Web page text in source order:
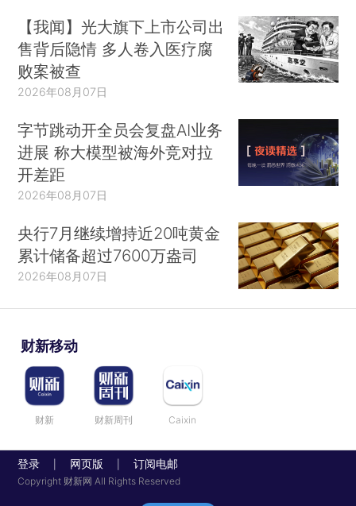
【我闻】光大旗下上市公司出
售背后隐情 多人卷入医疗腐
败案被查
2026年08月07日
字节跳动开全员会复盘AI业务
进展 称大模型被海外竞对拉
开差距
2026年08月07日
央行7月继续增持近20吨黄金
累计储备超过7600万盎司
2026年08月07日
财新移动
财新 财新周刊 Caixin
登录 网页版 订阅电邮
Copyright 财新网 All Rights Reserved